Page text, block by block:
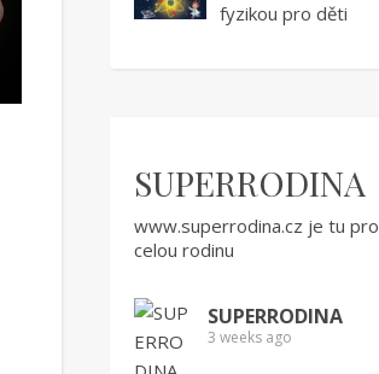
fyzikou pro děti
SUPERRODINA
www.superrodina.cz je tu pro
celou rodinu
SUPERRODINA
3 weeks ago